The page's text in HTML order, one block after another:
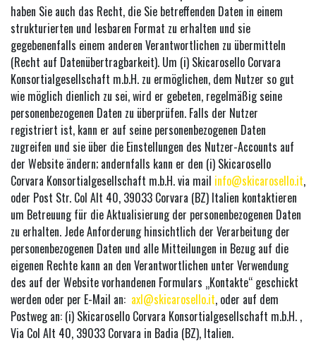
haben Sie auch das Recht, die Sie betreffenden Daten in einem
strukturierten und lesbaren Format zu erhalten und sie
gegebenenfalls einem anderen Verantwortlichen zu übermitteln
(Recht auf Datenübertragbarkeit). Um (i) Skicarosello Corvara
Konsortialgesellschaft m.b.H. zu ermöglichen, dem Nutzer so gut
wie möglich dienlich zu sei, wird er gebeten, regelmäßig seine
personenbezogenen Daten zu überprüfen. Falls der Nutzer
registriert ist, kann er auf seine personenbezogenen Daten
zugreifen und sie über die Einstellungen des Nutzer-Accounts auf
der Website ändern; andernfalls kann er den (i) Skicarosello
Corvara Konsortialgesellschaft m.b.H. via mail info@skicarosello.it,
oder Post Str. Col Alt 40, 39033 Corvara (BZ) Italien kontaktieren
um Betreuung für die Aktualisierung der personenbezogenen Daten
zu erhalten. Jede Anforderung hinsichtlich der Verarbeitung der
personenbezogenen Daten und alle Mitteilungen in Bezug auf die
eigenen Rechte kann an den Verantwortlichen unter Verwendung
des auf der Website vorhandenen Formulars „Kontakte“ geschickt
werden oder per E-Mail an: axl@skicarosello.it, oder auf dem
Postweg an: (i) Skicarosello Corvara Konsortialgesellschaft m.b.H. ,
Via Col Alt 40, 39033 Corvara in Badia (BZ), Italien.